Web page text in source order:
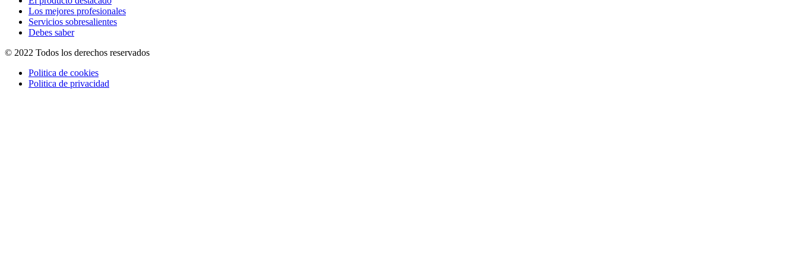
Los mejores profesionales
Servicios sobresalientes
Debes saber
© 2022 Todos los derechos reservados
Politica de cookies
Politica de privacidad